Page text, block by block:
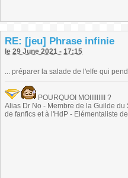
RE: [jeu] Phrase infinie
le 29 June 2021 - 17:15
... préparer la salade de l'elfe qui
POURQUOI MOIIIIIIIII ?
Alias Dr No - Membre de la Guilde
de fanfics et à l'HdP - Elémentaliste